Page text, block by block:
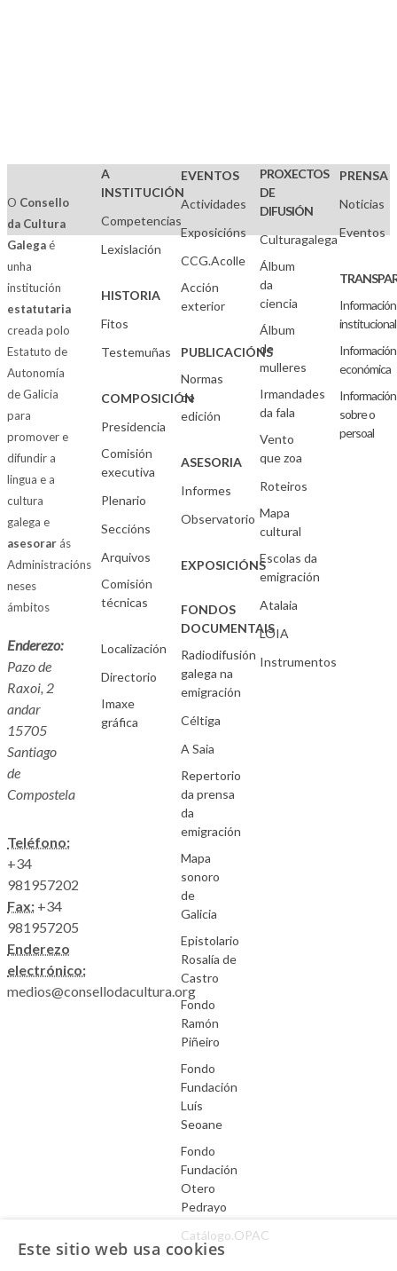
O Consello
da Cultura
Galegaé
unha
institución
estatutaria
creada polo
Estatuto de
Autonomía
de Galicia
para
promover e
difundir a
lingua e a
cultura
galega e
asesorarás
Administracións
neses
ámbitos
Enderezo:
Pazo de
Raxoi, 2
andar
15705
Santiago
de
Compostela
Teléfono:
+34
981957202
Fax: +34
981957205
Enderezo
electrónico:
medios@consellodacultura.org
A
INSTITUCIÓN
Competencias
Lexislación
HISTORIA
Fitos
Testemuñas
COMPOSICIÓN
Presidencia
Comisión
executiva
Plenario
Seccións
Arquivos
Comisión
técnicas
Localización
Directorio
Imaxe
gráfica
EVENTOS
Actividades
Exposicións
CCG.Acolle
Acción
exterior
PUBLICACIÓNS
Normas
de
edición
ASESORIA
Informes
Observatorio
EXPOSICIÓNS
FONDOS
DOCUMENTAIS
Radiodifusión
galega na
emigración
Céltiga
A Saia
Repertorio
da prensa
da
emigración
Mapa
sonoro
de
Galicia
Epistolario
Rosalía de
Castro
Fondo
Ramón
Piñeiro
Fondo
Fundación
Luís
Seoane
Fondo
Fundación
Otero
Pedrayo
Catálogo.OPAC
PROXECTOS
DE
DIFUSIÓN
Culturagalega
Álbum
da
ciencia
Álbum
de
mulleres
Irmandades
da fala
Vento
que zoa
Roteiros
Mapa
cultural
Escolas da
emigración
Atalaia
LOIA
Instrumentos
PRENSA
Noticias
Eventos
Información
institucional
Información
económica
Información
sobre o
persoal
Este sitio web usa cookies